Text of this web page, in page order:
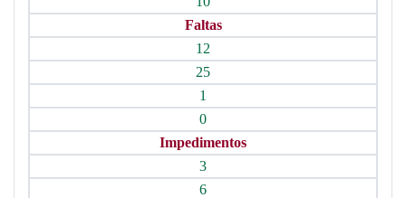
Faltas
12
25
1
0
Impedimentos
3
6